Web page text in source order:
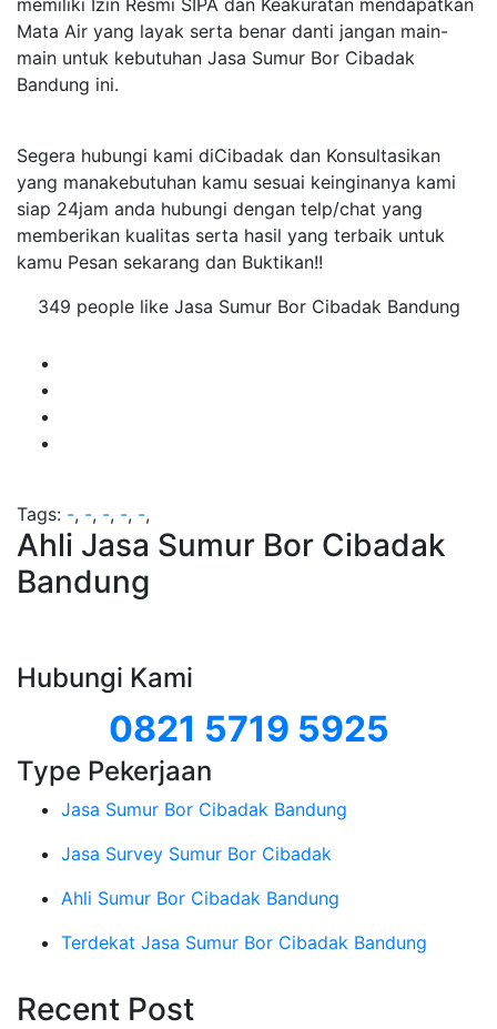
memiliki Izin Resmi SIPA dan Keakuratan mendapatkan
Mata Air yang layak serta benar danti jangan main-
main untuk kebutuhan Jasa Sumur Bor Cibadak
Bandung ini.
Segera hubungi kami diCibadak dan Konsultasikan
yang manakebutuhan kamu sesuai keinginanya kami
siap 24jam anda hubungi dengan telp/chat yang
memberikan kualitas serta hasil yang terbaik untuk
kamu Pesan sekarang dan Buktikan!!
349 people like Jasa Sumur Bor Cibadak Bandung
Tags: -, -, -, -, -,
Ahli Jasa Sumur Bor Cibadak
Bandung
Hubungi Kami
0821 5719 5925
Type Pekerjaan
Jasa Sumur Bor Cibadak Bandung
Jasa Survey Sumur Bor Cibadak
Ahli Sumur Bor Cibadak Bandung
Terdekat Jasa Sumur Bor Cibadak Bandung
Recent Post